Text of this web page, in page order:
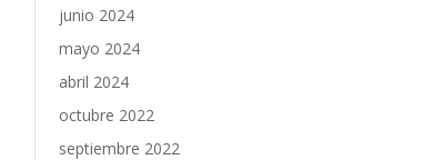
junio 2024
mayo 2024
abril 2024
octubre 2022
septiembre 2022